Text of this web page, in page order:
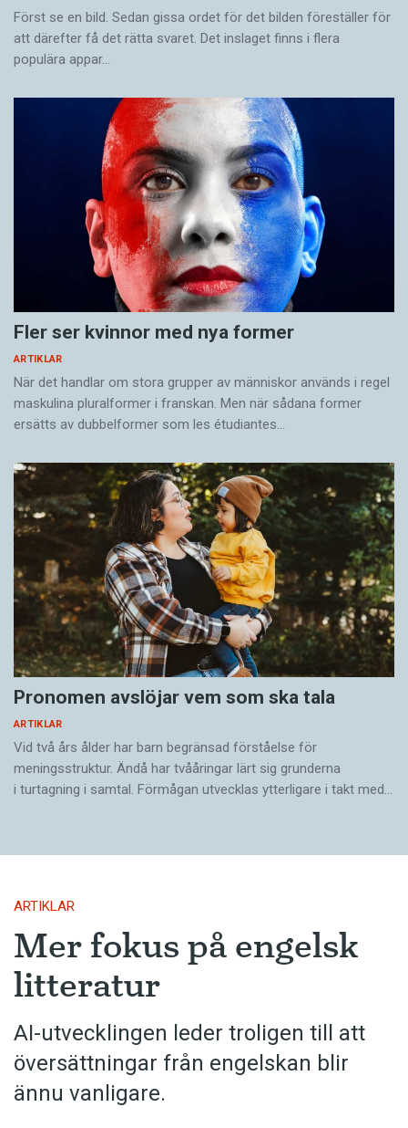
Först se en bild. Sedan gissa ordet för det bilden föreställer för
att därefter få det rätta svaret. Det inslaget finns i flera
populära appar…
Fler ser kvinnor med nya former
ARTIKLAR
När det handlar om stora grupper av människor används i regel
maskulina pluralformer i franskan. Men när sådana ­former
ersätts av dubbel­former som les étudiantes…
Pronomen avslöjar vem som ska tala
ARTIKLAR
Vid två års ålder har barn begränsad förståelse för
meningsstruktur. Ändå har tvååringar lärt sig grunderna
i turtagning i samtal. Förmågan utvecklas ytterligare i takt med…
ARTIKLAR
Mer fokus på engelsk
litteratur
AI-utvecklingen leder troligen till att
översättningar från engelskan blir
ännu vanligare.